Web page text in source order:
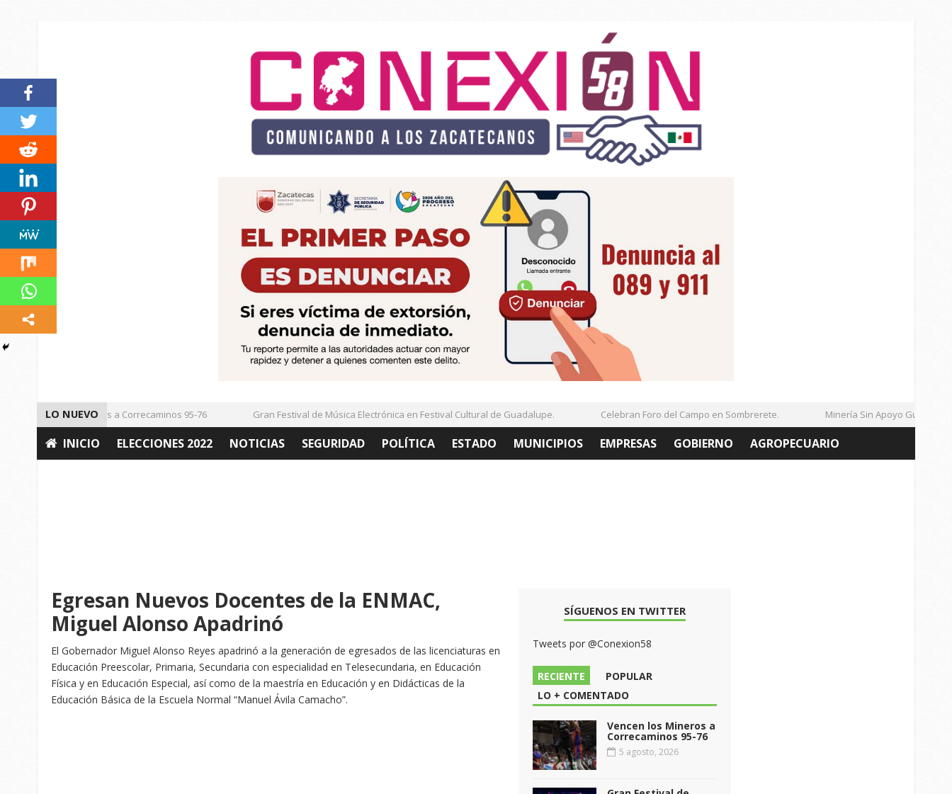
LO NUEVO
Vencen los Mineros a Correcaminos 95-76 Gran Festival de Música Electrónica en Festival Cultural de Guadalupe. Celebran Foro del Campo en Sombrerete. Minería Sin Apoyo
INICIO ELECCIONES 2022 NOTICIAS SEGURIDAD POLÍTICA ESTADO MUNICIPIOS EMPRESAS GOBIERNO AGROPECUARIO
Egresan Nuevos Docentes de la ENMAC,
Miguel Alonso Apadrinó
El Gobernador Miguel Alonso Reyes apadrinó a la generación de egresados de las licenciaturas en
Educación Preescolar, Primaria, Secundaria con especialidad en Telesecundaria, en Educación
Física y en Educación Especial, así como de la maestría en Educación y en Didácticas de la
Educación Básica de la Escuela Normal “Manuel Ávila Camacho”.
SÍGUENOS EN TWITTER
Tweets por @Conexion58
RECIENTE
POPULAR
LO + COMENTADO
Vencen los Mineros a
Correcaminos 95-76
5 agosto, 2026